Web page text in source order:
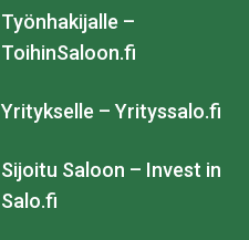
Työnhakijalle –
ToihinSaloon.fi
Yritykselle – Yrityssalo.fi
Sijoitu Saloon – Invest in
Salo.fi